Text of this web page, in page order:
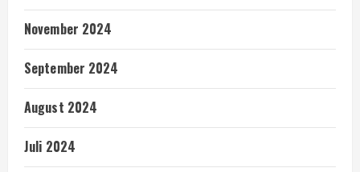
November 2024
September 2024
August 2024
Juli 2024